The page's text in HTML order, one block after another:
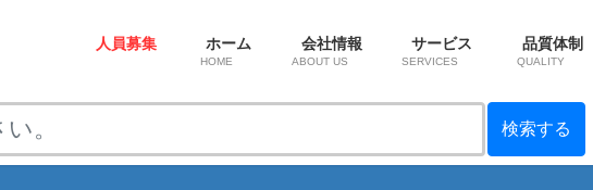
人員募集 ホーム
HOME
会社情報
ABOUT US
サービス
SERVICES
品質体制
QUALITY